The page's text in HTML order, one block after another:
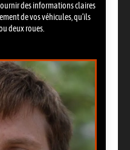
des informations claires
de vos véhicules, qu’ils
deux roues.